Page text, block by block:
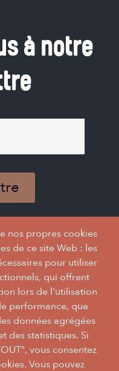
à notre
nos propres cookies
de ce site Web : les
pour utiliser
qui offrent
lors de l'utilisation
performance, que
données agrégées
des statistiques. Si
vous consentez
Vous pouvez